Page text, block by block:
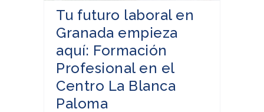
Tu futuro laboral en
Granada empieza
aquí: Formación
Profesional en el
Centro La Blanca
Paloma